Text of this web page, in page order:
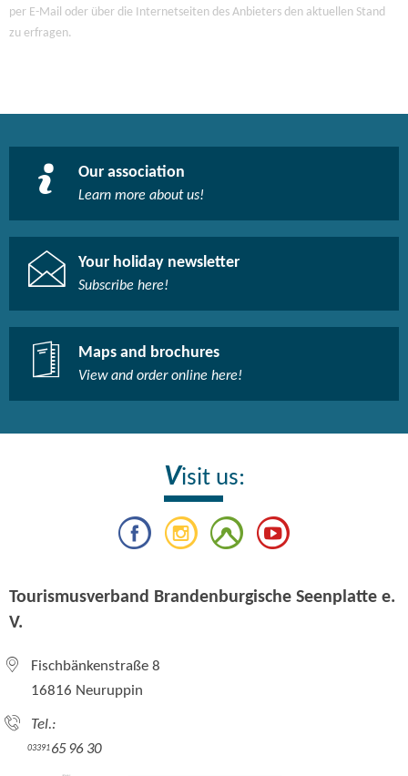
per E-Mail oder über die Internetseiten des Anbieters den aktuellen Stand
zu erfragen.
Our association
Learn more about us!​
Your holiday newsletter
Subscribe here!​
Maps and brochures
View and order online here!​
Visit us:
Tourismusverband Brandenburgische Seenplatte e.
V.
Fischbänkenstraße 8
16816 Neuruppin
Tel.:
0339165 96 30